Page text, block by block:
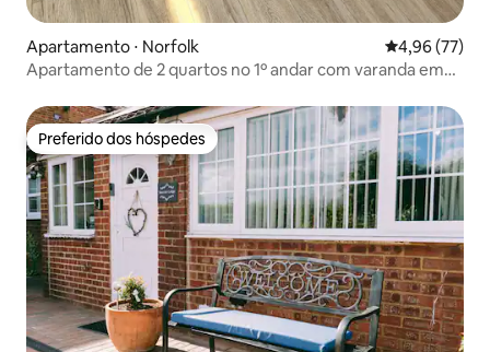
Apartamento ⋅ Norfolk 4,96 de uma
4,96 (77)
Apartamento de 2 quartos no 1º andar com varanda em
Preferido dos hóspedes
Preferido dos hóspedes